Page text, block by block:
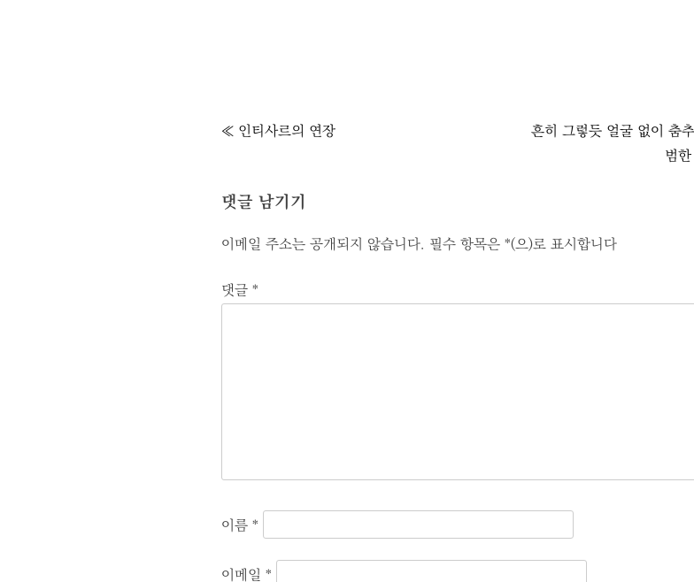
글
게
이
션
≪ 인티사르의 연장
흔히 그렇듯 얼굴 없이 춤
범
댓글 남기기
이메일 주소는 공개되지 않습니다. 필수 항목은 *(으)로 표시합니다
댓글 *
이름 *
이메일 *